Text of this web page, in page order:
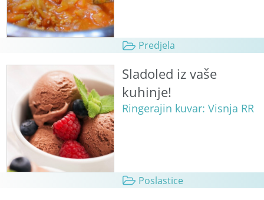
Predjela
Sladoled iz vaše
kuhinje!
Ringerajin kuvar: Visnja RR
Poslastice